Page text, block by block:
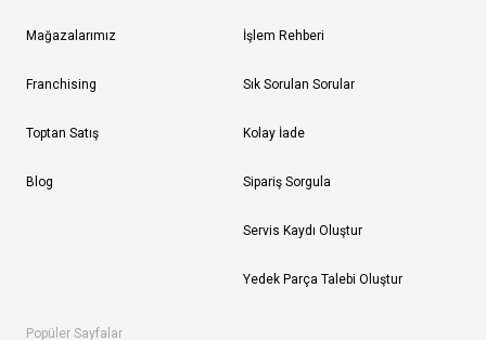
Mağazalarımız
Franchising
Toptan Satış
Blog
İşlem Rehberi
Sık Sorulan Sorular
Kolay İade
Sipariş Sorgula
Servis Kaydı Oluştur
Yedek Parça Talebi Oluştur
Popüler Sayfalar